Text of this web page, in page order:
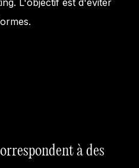
L'objectif est d'éviter
à des